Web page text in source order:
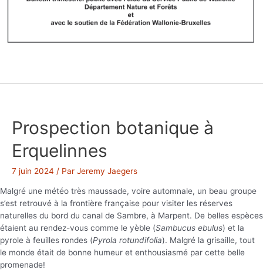
Prospection botanique à
Erquelinnes
7 juin 2024 / Par Jeremy Jaegers
Malgré une météo très maussade, voire automnale, un beau groupe
s’est retrouvé à la frontière française pour visiter les réserves
naturelles du bord du canal de Sambre, à Marpent. De belles espèces
étaient au rendez-vous comme le yèble (Sambucus ebulus) et la
pyrole à feuilles rondes (Pyrola rotundifolia). Malgré la grisaille, tout
le monde était de bonne humeur et enthousiasmé par cette belle
promenade!